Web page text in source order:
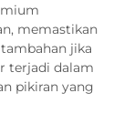
memastikan
jika
terjadi dalam
pikiran yang